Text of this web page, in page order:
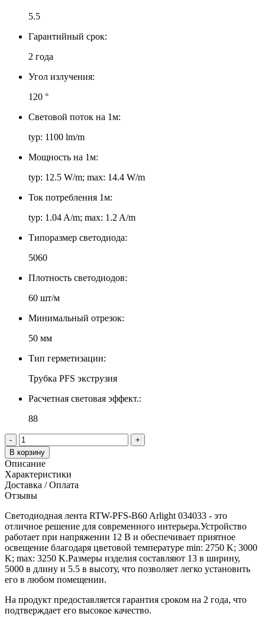
5.5
Гарантийный срок:
2 года
Угол излучения:
120 °
Световой поток на 1м:
typ: 1100 lm/m
Мощность на 1м:
typ: 12.5 W/m; max: 14.4 W/m
Ток потребления 1м:
typ: 1.04 A/m; max: 1.2 A/m
Типоразмер светодиода:
5060
Плотность светодиодов:
60 шт/м
Минимальный отрезок:
50 мм
Тип герметизации:
Трубка PFS экструзия
Расчетная световая эффект.:
88
-
+
В корзину
Описание
Характеристики
Доставка / Оплата
Отзывы
Светодиодная лента RTW-PFS-B60 Arlight 034033 - это
отличное решение для современного интерьера.Устройство
работает при напряжении 12 В и обеспечивает приятное
освещение благодаря цветовой температуре min: 2750 K; 3000
K; max: 3250 K.Размеры изделия составляют 13 в ширину,
5000 в длину и 5.5 в высоту, что позволяет легко установить
его в любом помещении.
На продукт предоставляется гарантия сроком на 2 года, что
подтверждает его высокое качество.